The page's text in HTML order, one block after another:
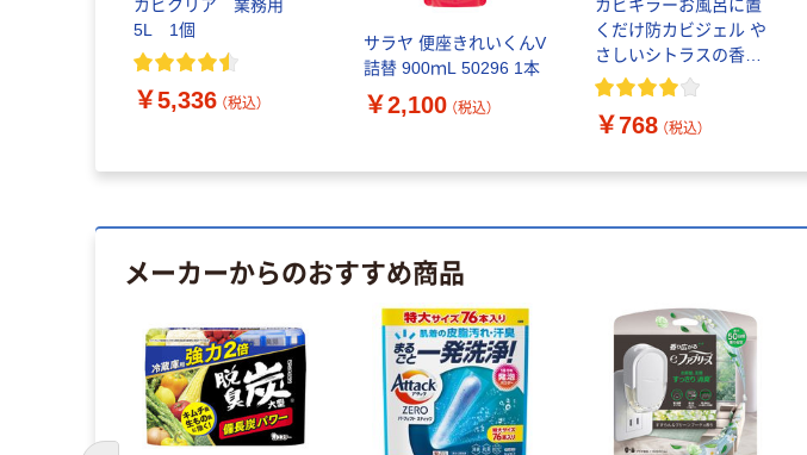
カビクリア 業務用
5L 1個
￥5,336 （税込）
サラヤ 便座きれいくんV
詰替 900ｍL 50296 1本
￥2,100 （税込）
カビキラーお風呂に置
くだけ防カビジェル や
さしいシトラスの香り
本体 1個 ジョンソン
￥768 （税込）
メーカーからのおすすめ商品